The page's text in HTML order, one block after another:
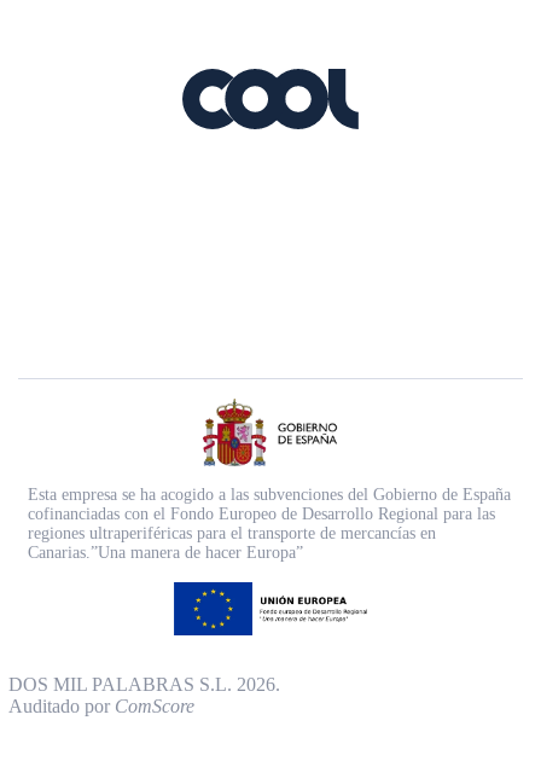
Esta empresa se ha acogido a las subvenciones del Gobierno de España
cofinanciadas con el Fondo Europeo de Desarrollo Regional para las
regiones ultraperiféricas para el transporte de mercancías en
Canarias.”Una manera de hacer Europa”
DOS MIL PALABRAS S.L. 2026.
Auditado por ComScore